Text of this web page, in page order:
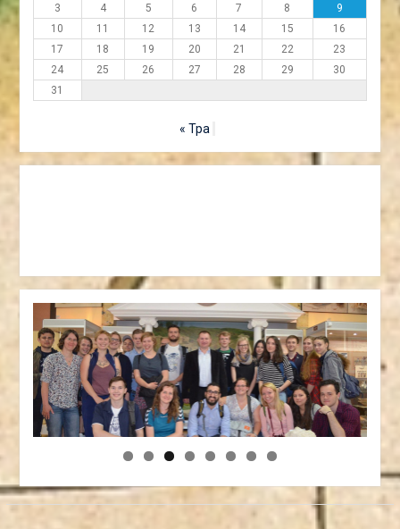
3
4 5 6 7 8
9
10
11 12 13 14 15
16
17
18 19 20 21 22
23
24
25 26 27 28 29
30
31
« Тра